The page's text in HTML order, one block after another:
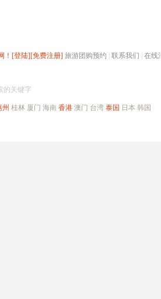
！ [登陆][免费注册] 旅游团购预约 联系我们 在线
的关键字
州 桂林 厦门 海南 香港 澳门 台湾 泰国 日本 韩国